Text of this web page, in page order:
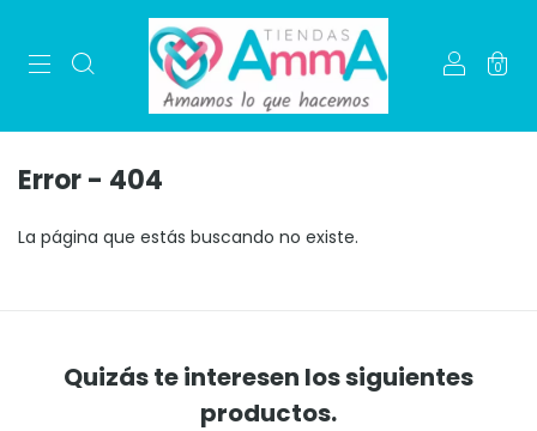
0
Error - 404
La página que estás buscando no existe.
Quizás te interesen los siguientes
productos.